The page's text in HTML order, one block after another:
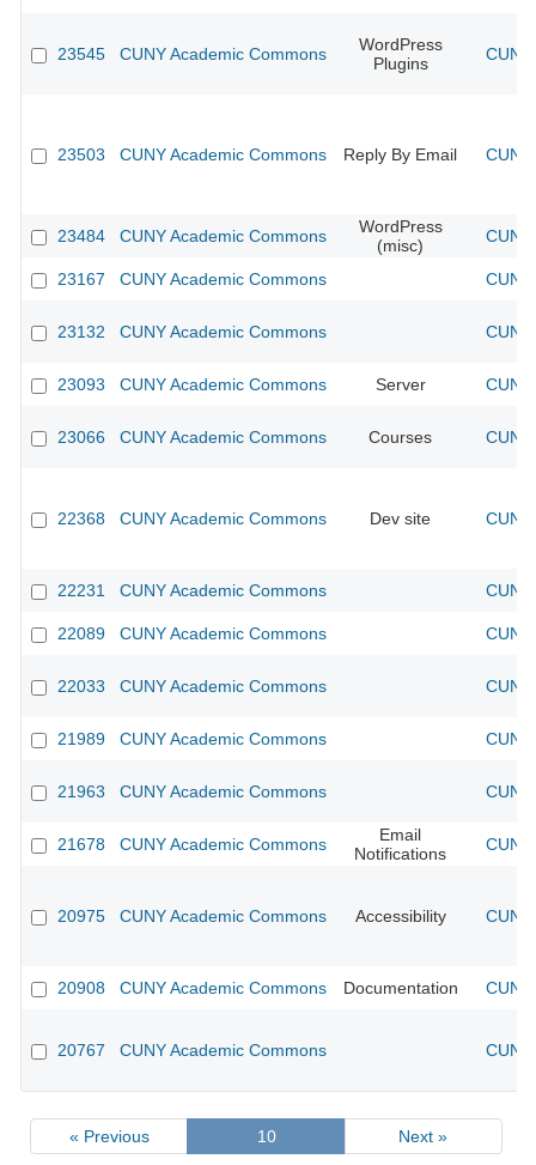
23545 CUNY Academic Commons
WordPress
Plugins
23503 CUNY Academic Commons Reply By Email
23484 CUNY Academic Commons
WordPress
(misc)
23167 CUNY Academic Commons
23132 CUNY Academic Commons
23093 CUNY Academic Commons Server
23066 CUNY Academic Commons Courses
22368 CUNY Academic Commons Dev site
22231 CUNY Academic Commons
22089 CUNY Academic Commons
22033 CUNY Academic Commons
21989 CUNY Academic Commons
21963 CUNY Academic Commons
21678 CUNY Academic Commons
Email
Notifications
20975 CUNY Academic Commons Accessibility
20908 CUNY Academic Commons Documentation
20767 CUNY Academic Commons
« Previous 10 Next »